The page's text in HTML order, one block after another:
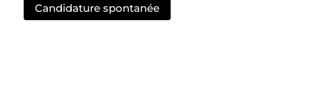
Candidature spontanée